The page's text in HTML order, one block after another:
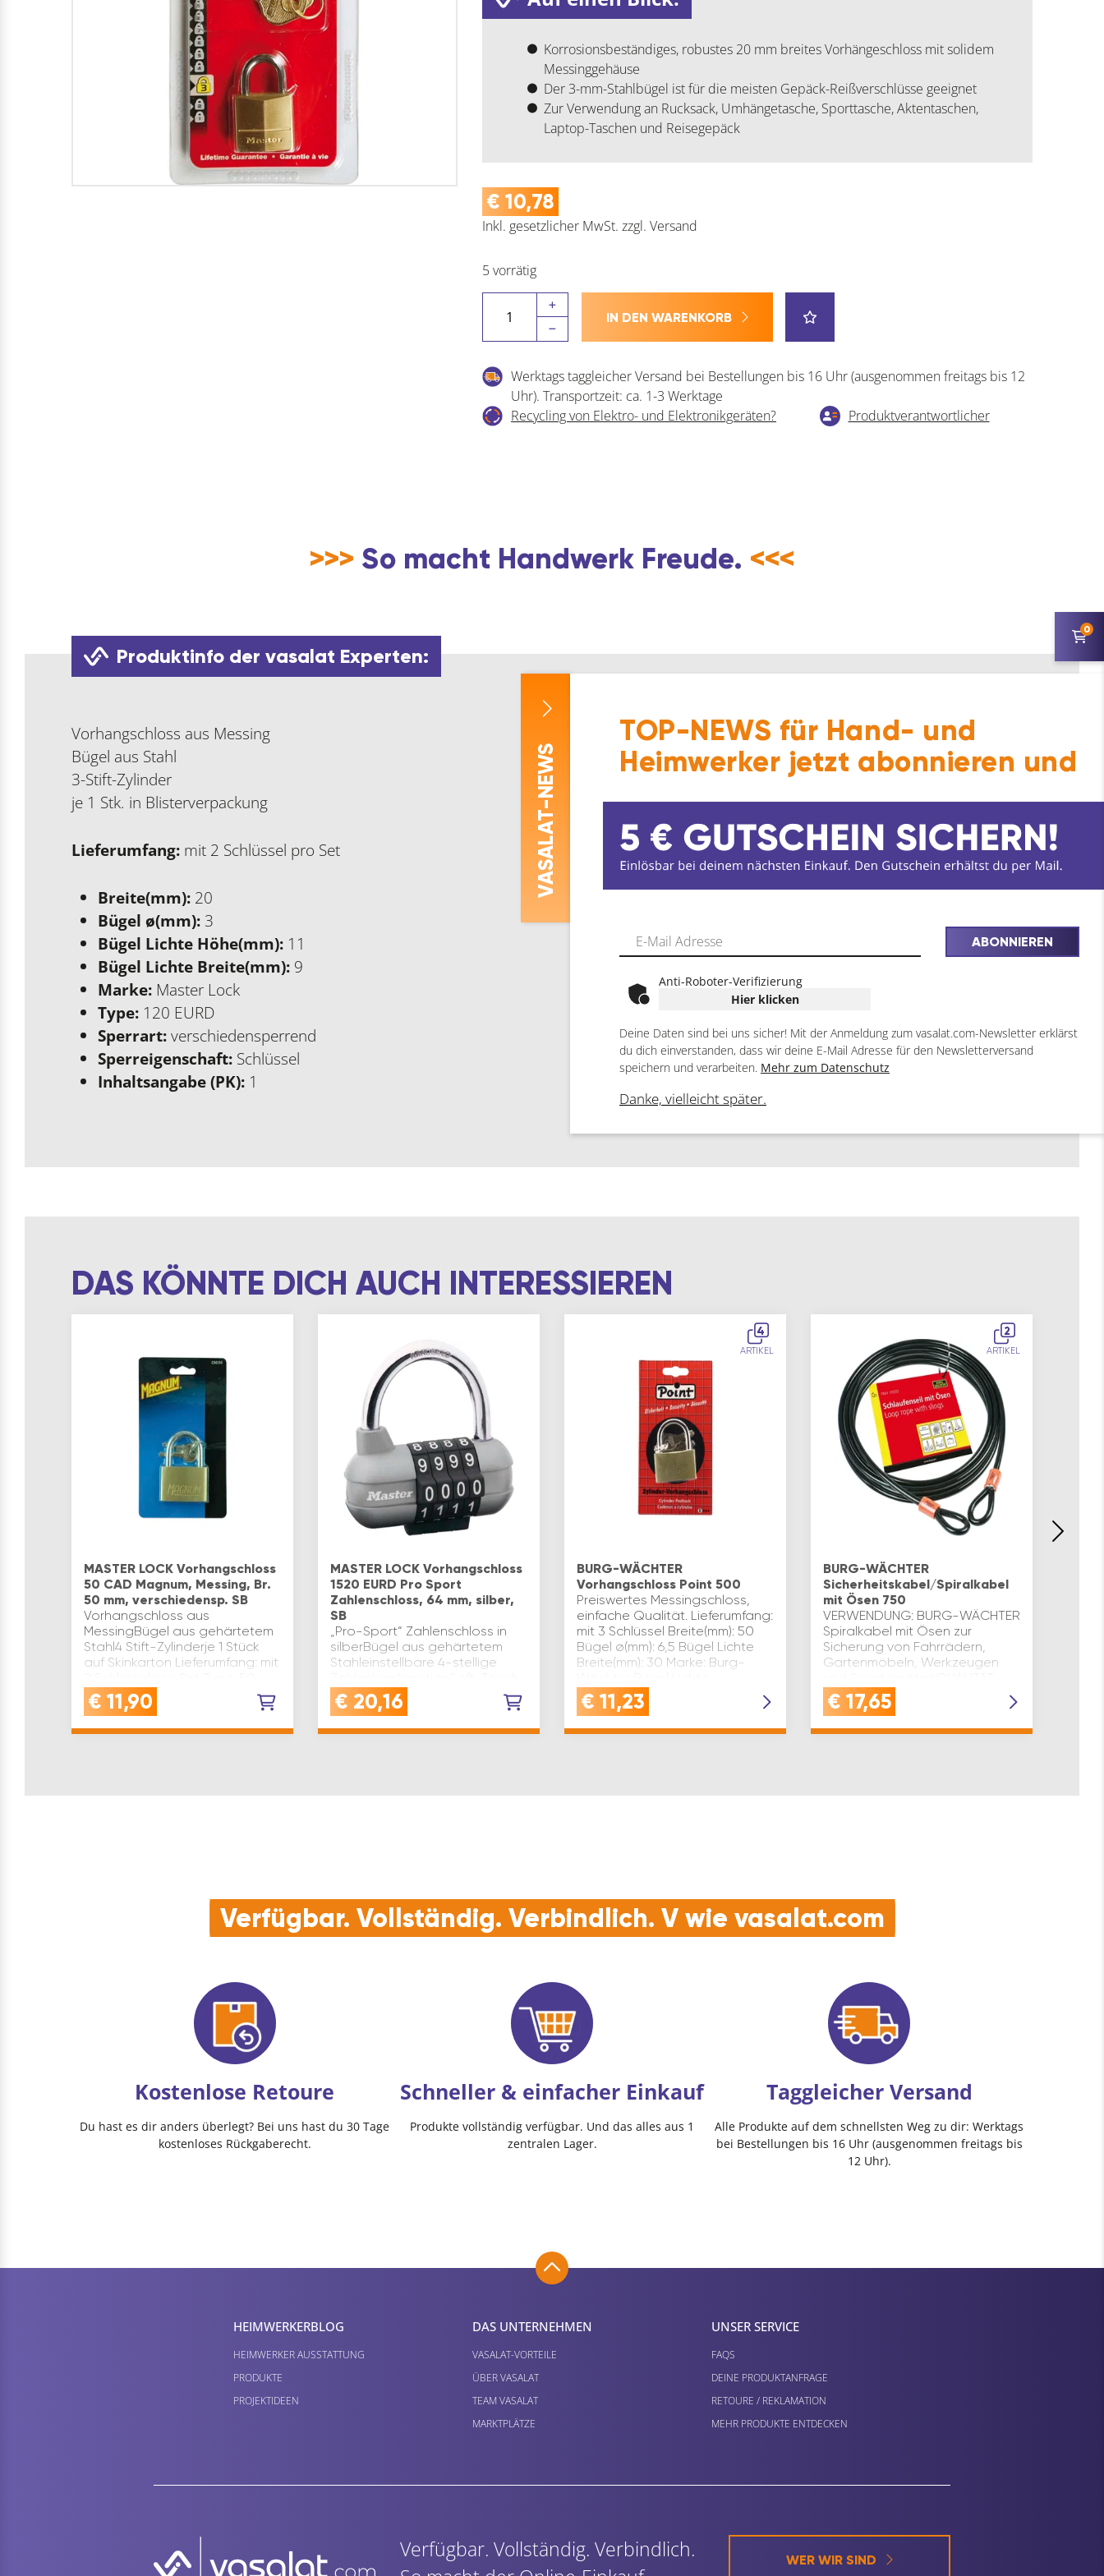
Korrosionsbeständiges, robustes 20 mm breites Vorhängeschloss mit solidem
Messinggehäuse
Der 3-mm-Stahlbügel ist für die meisten Gepäck-Reißverschlüsse geeignet
Zur Verwendung an Rucksack, Umhängetasche, Sporttasche, Aktentaschen,
Laptop-Taschen und Reisegepäck
€ 10,78
Inkl. gesetzlicher MwSt. zzgl. Versand
5 vorrätig
LOCK
Vorhangschloss
EURD
Messing,
Breite
IN DEN WARENKORB
Werktags taggleicher Versand bei Bestellungen bis 16 Uhr (ausgenommen freitags bis 12
Uhr). Transportzeit: ca. 1-3 Werktage
Recycling von Elektro- und Elektronikgeräten?
Produktverantwortlicher
>>> So macht Handwerk Freude. <<<
Produktinfo der vasalat Experten:
Vorhangschloss aus Messing
Bügel aus Stahl
3-Stift-Zylinder
je 1 Stk. in Blisterverpackung
Lieferumfang: mit 2 Schlüssel pro Set
Breite(mm): 20
Bügel ø(mm): 3
Bügel Lichte Höhe(mm): 11
Bügel Lichte Breite(mm): 9
Marke: Master Lock
Type: 120 EURD
Sperrart:verschiedensperrend
Sperreigenschaft: Schlüssel
Inhaltsangabe (PK): 1
DAS KÖNNTE DICH AUCH INTERESSIEREN
MASTER LOCK Vorhangschloss
50 CAD Magnum, Messing, Br.
50 mm, verschiedensp. SB
Vorhangschloss aus
MessingBügel aus gehärtetem
Stahl4 Stift-Zylinderje 1 Stück
auf Skinkarton Lieferumfang: mit
CAD Marke: Master Lock
Breite(mm): 50 Bügel Lichte
€ 11,90
MASTER LOCK Vorhangschloss
1520 EURD Pro Sport
Zahlenschloss, 64 mm, silber,
SB
„Pro-Sport“ Zahlenschloss in
silberBügel aus gehärtetem
Stahleinstellbare 4-stellige
Wählscheiben mit 2
Greifpunktenje 1 Stück in
€ 20,16
4
ARTIKEL
BURG-WÄCHTER
Vorhangschloss Point 500
Preiswertes Messingschloss,
einfache Qualität. Lieferumfang:
mit 3 Schlüssel Breite(mm): 50
Bügel ø(mm): 6,5 Bügel Lichte
Breite(mm): 30 Marke: Burg-
Höhe(mm): 27 Type: 500 Poin…
€ 11,23
2
ARTIKEL
BURG-WÄCHTER
Sicherheitskabel/Spiralkabel
mit Ösen 750
VERWENDUNG: BURG-WÄCHTER
Spiralkabel mit Ösen zur
Sicherung von Fahrrädern,
Gartenmöbeln, Werkzeugen
Kunststoffummanteltes
Sicherheitskabel mit 10 mm
€ 17,65
Verfügbar. Vollständig. Verbindlich. V wie vasalat.com
Kostenlose Retoure
Du hast es dir anders überlegt? Bei uns hast du 30 Tage
kostenloses Rückgaberecht.
Schneller & einfacher Einkauf
Produkte vollständig verfügbar. Und das alles aus 1
zentralen Lager.
Taggleicher Versand
Alle Produkte auf dem schnellsten Weg zu dir: Werktags
bei Bestellungen bis 16 Uhr (ausgenommen freitags bis
12 Uhr).
0
V
ASALAT
-NEWS
TOP-NEWS für Hand- und
Heimwerker jetzt abonnieren und
ABONNIEREN
Anti-Roboter-Verifizierung
Hier klicken
Deine Daten sind bei uns sicher! Mit der Anmeldung zum vasalat.com-Newsletter erklärst
du dich einverstanden, dass wir deine E-Mail Adresse für den Newsletterversand
speichern und verarbeiten. Mehr zum Datenschutz
Danke, vielleicht später.
HEIMWERKER­BLOG
HEIMWERKER AUSSTATTUNG
PRODUKTE
PROJEKTIDEEN
DAS UNTERNEHMEN
VASALAT-VORTEILE
ÜBER VASALAT
TEAM VASALAT
MARKTPLÄTZE
UNSER SERVICE
FAQS
DEINE PRODUKTANFRAGE
RETOURE / REKLAMATION
MEHR PRODUKTE ENTDECKEN
Verfügbar. Vollständig. Verbindlich.
WER WIR SIND